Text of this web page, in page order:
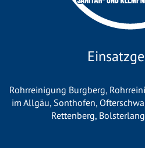
Rohrreinigung Burgberg,
im Allgäu, Sonthofen,
Rettenberg, Bolsterlang